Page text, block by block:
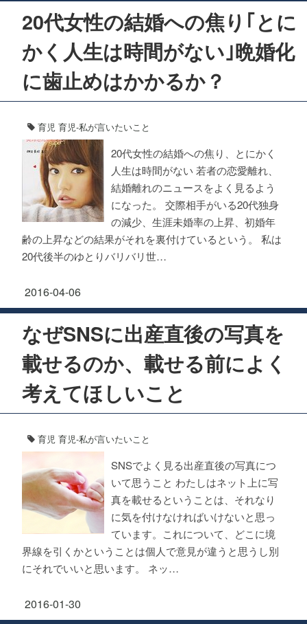
20代女性の結婚への焦り｢とに
かく人生は時間がない｣晩婚化
に歯止めはかかるか？
育児 育児-私が言いたいこと
20代女性の結婚への焦り、とにかく
人生は時間がない 若者の恋愛離れ、
結婚離れのニュースをよく見るよう
になった。 交際相手がいる20代独身
の減少、生涯未婚率の上昇、初婚年
齢の上昇などの結果がそれを裏付けているという。 私は
20代後半のゆとりバリバリ世…
2016-04-06
なぜSNSに出産直後の写真を
載せるのか、載せる前によく
考えてほしいこと
育児 育児-私が言いたいこと
SNSでよく見る出産直後の写真につ
いて思うこと わたしはネット上に写
真を載せるということは、それなり
に気を付けなければいけないと思っ
ています。これについて、どこに境
界線を引くかということは個人で意見が違うと思うし別
にそれでいいと思います。 ネッ…
2016-01-30